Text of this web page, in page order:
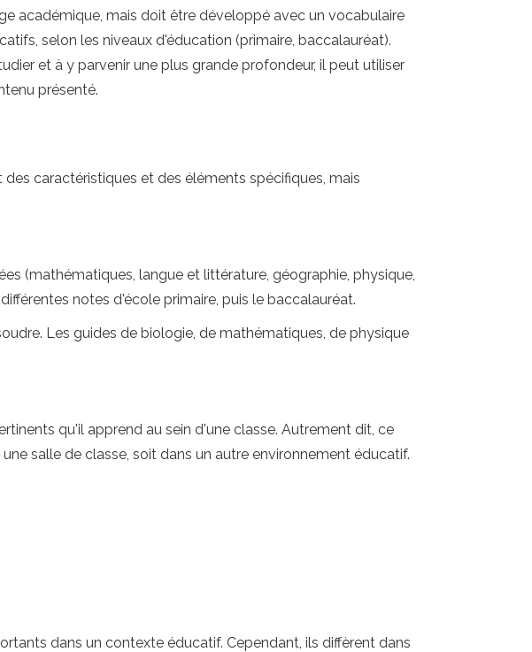
académique, mais doit être développé avec un vocabulaire
selon les niveaux d'éducation (primaire, baccalauréat).
et à y parvenir une plus grande profondeur, il peut utiliser
présenté.
caractéristiques et des éléments spécifiques, mais
(mathématiques, langue et littérature, géographie, physique,
notes d'école primaire, puis le baccalauréat.
Les guides de biologie, de mathématiques, de physique
qu'il apprend au sein d'une classe. Autrement dit, ce
salle de classe, soit dans un autre environnement éducatif.
dans un contexte éducatif. Cependant, ils diffèrent dans